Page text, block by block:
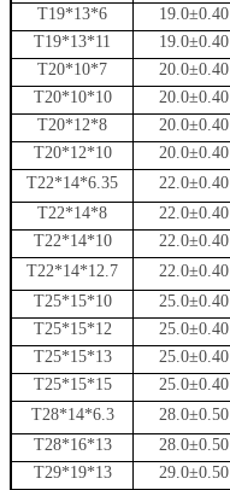
T19*13*6
19.0±0.40
T19*13*11
19.0±0.40
T20*10*7
20.0±0.40
T20*10*10
20.0±0.40
T20*12*8
20.0±0.40
T20*12*10
20.0±0.40
T22*14*6.35
22.0±0.40
T22*14*8
22.0±0.40
T22*14*10
22.0±0.40
T22*14*12.7
22.0±0.40
T25*15*10
25.0±0.40
T25*15*12
25.0±0.40
T25*15*13
25.0±0.40
T25*15*15
25.0±0.40
T28*14*6.3
28.0±0.50
T28*16*13
28.0±0.50
T29*19*13
29.0±0.50